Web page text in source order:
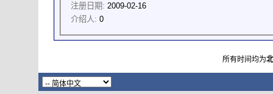
注册日期: 2009-02-16
介绍人: 0
所有时间均为